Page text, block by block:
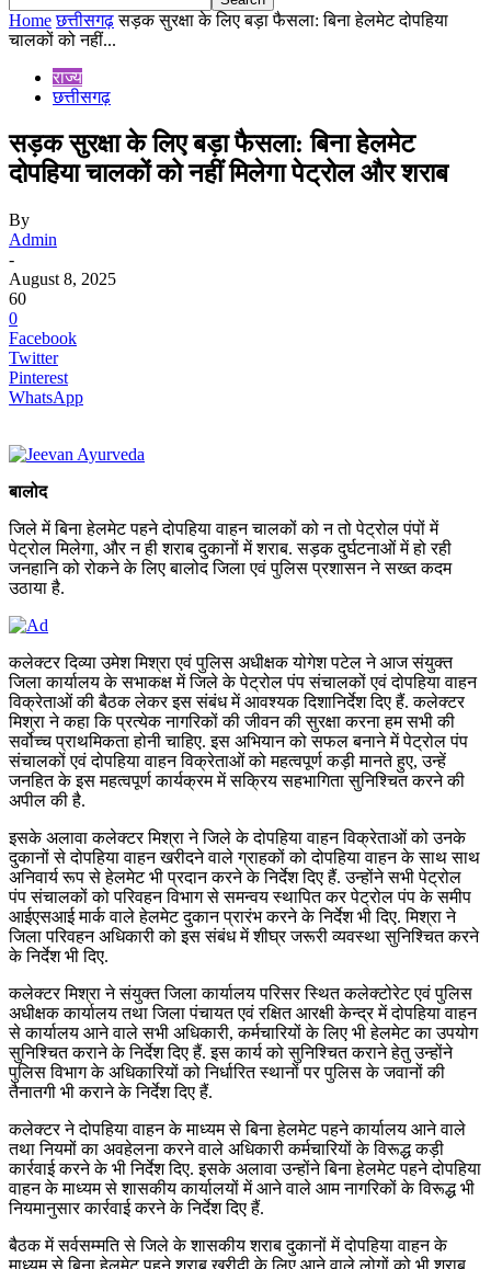
Home छत्तीसगढ़ सड़क सुरक्षा के लिए बड़ा फैसला: बिना हेलमेट दोपहिया
चालकों को नहीं...
राज्य
छत्तीसगढ़
सड़क सुरक्षा के लिए बड़ा फैसला: बिना हेलमेट
दोपहिया चालकों को नहीं मिलेगा पेट्रोल और शराब
By
Admin
-
August 8, 2025
60
0
Facebook
Twitter
Pinterest
WhatsApp
बालोद
जिले में बिना हेलमेट पहने दोपहिया वाहन चालकों को न तो पेट्रोल पंपों में
पेट्रोल मिलेगा, और न ही शराब दुकानों में शराब. सड़क दुर्घटनाओं में हो रही
जनहानि को रोकने के लिए बालोद जिला एवं पुलिस प्रशासन ने सख्त कदम
उठाया है.
कलेक्टर दिव्या उमेश मिश्रा एवं पुलिस अधीक्षक योगेश पटेल ने आज संयुक्त
जिला कार्यालय के सभाकक्ष में जिले के पेट्रोल पंप संचालकों एवं दोपहिया वाहन
विक्रेताओं की बैठक लेकर इस संबंध में आवश्यक दिशानिर्देश दिए हैं. कलेक्टर
मिश्रा ने कहा कि प्रत्येक नागरिकों की जीवन की सुरक्षा करना हम सभी की
सर्वोच्च प्राथमिकता होनी चाहिए. इस अभियान को सफल बनाने में पेट्रोल पंप
संचालकों एवं दोपहिया वाहन विक्रेताओं को महत्वपूर्ण कड़ी मानते हुए, उन्हें
जनहित के इस महत्वपूर्ण कार्यक्रम में सक्रिय सहभागिता सुनिश्चित करने की
अपील की है.
इसके अलावा कलेक्टर मिश्रा ने जिले के दोपहिया वाहन विक्रेताओं को उनके
दुकानों से दोपहिया वाहन खरीदने वाले ग्राहकों को दोपहिया वाहन के साथ साथ
अनिवार्य रूप से हेलमेट भी प्रदान करने के निर्देश दिए हैं. उन्होंने सभी पेट्रोल
पंप संचालकों को परिवहन विभाग से समन्वय स्थापित कर पेट्रोल पंप के समीप
आईएसआई मार्क वाले हेलमेट दुकान प्रारंभ करने के निर्देश भी दिए. मिश्रा ने
जिला परिवहन अधिकारी को इस संबंध में शीघ्र जरूरी व्यवस्था सुनिश्चित करने
के निर्देश भी दिए.
कलेक्टर मिश्रा ने संयुक्त जिला कार्यालय परिसर स्थित कलेक्टोरेट एवं पुलिस
अधीक्षक कार्यालय तथा जिला पंचायत एवं रक्षित आरक्षी केन्द्र में दोपहिया वाहन
से कार्यालय आने वाले सभी अधिकारी, कर्मचारियों के लिए भी हेलमेट का उपयोग
सुनिश्चित कराने के निर्देश दिए हैं. इस कार्य को सुनिश्चित कराने हेतु उन्होंने
पुलिस विभाग के अधिकारियों को निर्धारित स्थानों पर पुलिस के जवानों की
तैनातगी भी कराने के निर्देश दिए हैं.
कलेक्टर ने दोपहिया वाहन के माध्यम से बिना हेलमेट पहने कार्यालय आने वाले
तथा नियमों का अवहेलना करने वाले अधिकारी कर्मचारियों के विरूद्ध कड़ी
कार्रवाई करने के भी निर्देश दिए. इसके अलावा उन्होंने बिना हेलमेट पहने दोपहिया
वाहन के माध्यम से शासकीय कार्यालयों में आने वाले आम नागरिकों के विरूद्ध भी
नियमानुसार कार्रवाई करने के निर्देश दिए हैं.
बैठक में सर्वसम्मति से जिले के शासकीय शराब दुकानों में दोपहिया वाहन के
माध्यम से बिना हेलमेट पहने शराब खरीदी के लिए आने वाले लोगों को भी शराब